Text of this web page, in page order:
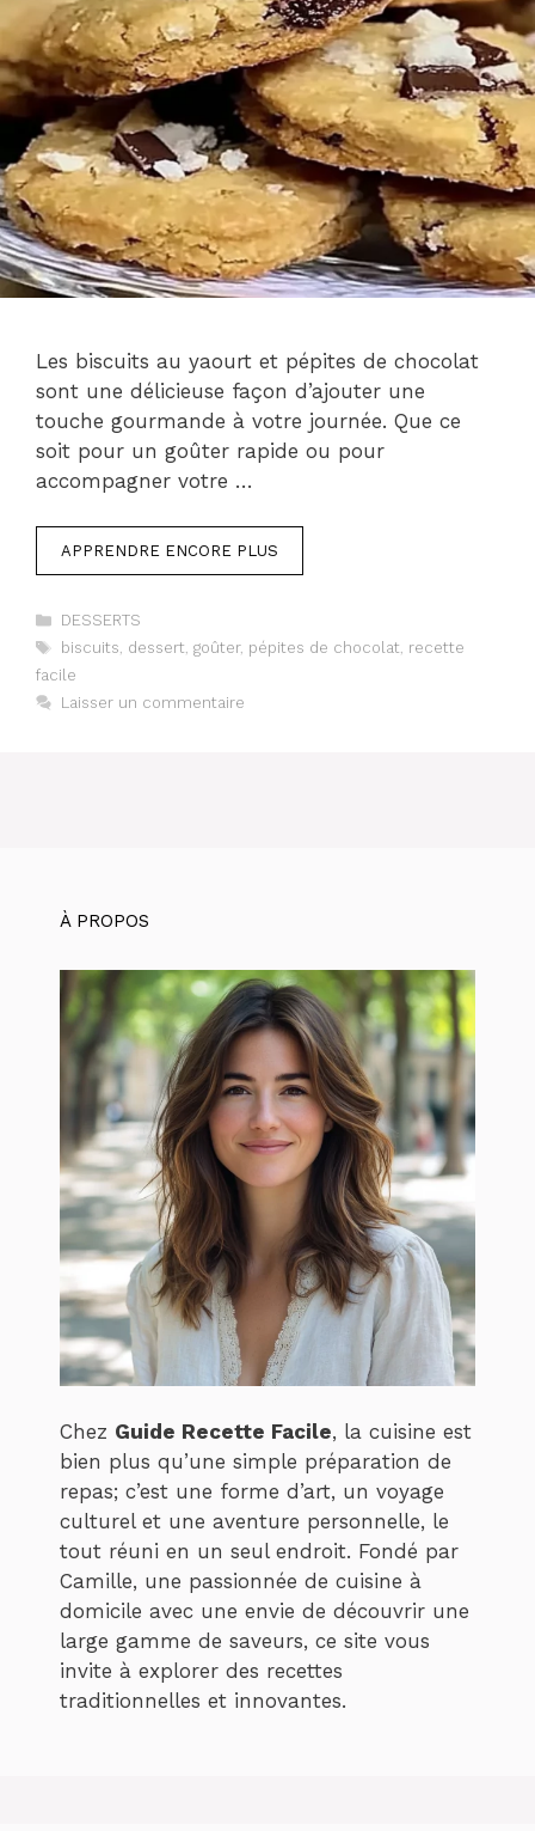
Les biscuits au yaourt et pépites de chocolat
sont une délicieuse façon d’ajouter une
touche gourmande à votre journée. Que ce
soit pour un goûter rapide ou pour
accompagner votre …
APPRENDRE ENCORE PLUS
Catégories
DESSERTS
Étiquettes
biscuits, dessert, goûter, pépites de chocolat, recette
facile
Laisser un commentaire
À PROPOS
Chez Guide Recette Facile, la cuisine est
bien plus qu’une simple préparation de
repas; c’est une forme d’art, un voyage
culturel et une aventure personnelle, le
tout réuni en un seul endroit. Fondé par
Camille, une passionnée de cuisine à
domicile avec une envie de découvrir une
large gamme de saveurs, ce site vous
invite à explorer des recettes
traditionnelles et innovantes.